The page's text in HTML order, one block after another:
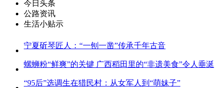
今日头条
公路资讯
生活小贴示
宁夏斫琴匠人：“一刨一凿”传承千年古音
螺蛳粉“鲜爽”的关键 广西稻田里的“非遗美食”令人垂涎
“95后”选调生在猎民村：从女军人到“萌妹子”